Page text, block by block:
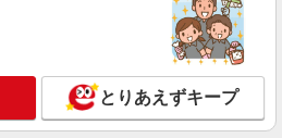
詳細を見る
社（お仕事No.4A596）
とりあえずキープ